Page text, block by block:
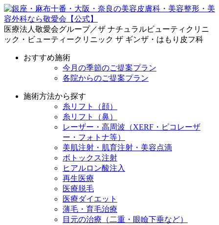
医療法人敬愛会グループ／ザ ナチュラルビューティクリニ
ック・ビューティークリニック ザ ギンザ・はもり皮フ科
おすすめ施術
今月の季節のご提案プラン
各院からのご提案プラン
施術方法から探す
糸リフト（顔）
糸リフト（鼻）
レーザー・高周波（XERF・ピコレーザ
ー・フォトナ等）
美肌注射・肌育注射・美容点滴
ボトックス注射
ヒアルロン酸注入
再生医療
医療脱毛
医療ダイエット
薄毛・育毛治療
目元の治療（二重・眼瞼下垂など）